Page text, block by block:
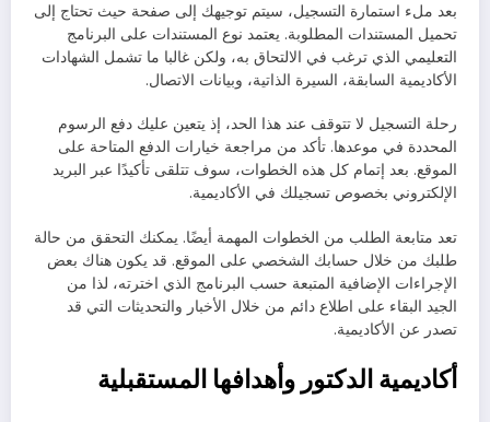
بعد ملء استمارة التسجيل، سيتم توجيهك إلى صفحة حيث تحتاج إلى
تحميل المستندات المطلوبة. يعتمد نوع المستندات على البرنامج
التعليمي الذي ترغب في الالتحاق به، ولكن غالبا ما تشمل الشهادات
الأكاديمية السابقة، السيرة الذاتية، وبيانات الاتصال.
رحلة التسجيل لا تتوقف عند هذا الحد، إذ يتعين عليك دفع الرسوم
المحددة في موعدها. تأكد من مراجعة خيارات الدفع المتاحة على
الموقع. بعد إتمام كل هذه الخطوات، سوف تتلقى تأكيدًا عبر البريد
الإلكتروني بخصوص تسجيلك في الأكاديمية.
تعد متابعة الطلب من الخطوات المهمة أيضًا. يمكنك التحقق من حالة
طلبك من خلال حسابك الشخصي على الموقع. قد يكون هناك بعض
الإجراءات الإضافية المتبعة حسب البرنامج الذي اخترته، لذا من
الجيد البقاء على اطلاع دائم من خلال الأخبار والتحديثات التي قد
تصدر عن الأكاديمية.
أكاديمية الدكتور وأهدافها المستقبلية